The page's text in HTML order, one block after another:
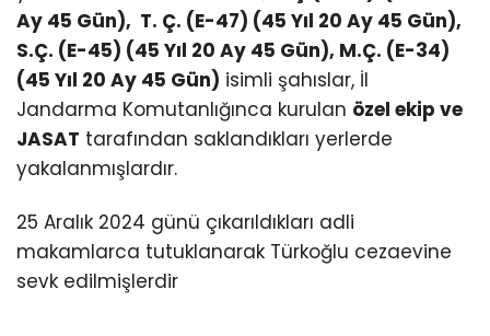
Ay 45 Gün), T. Ç. (E-47) (45 Yıl 20 Ay 45 Gün),
S.Ç. (E-45) (45 Yıl 20 Ay 45 Gün), M.Ç. (E-34)
(45 Yıl 20 Ay 45 Gün) isimli şahıslar, İl
Jandarma Komutanlığınca kurulan özel ekip ve
JASAT tarafından saklandıkları yerlerde
yakalanmışlardır.
25 Aralık 2024 günü çıkarıldıkları adli
makamlarca tutuklanarak Türkoğlu cezaevine
sevk edilmişlerdir